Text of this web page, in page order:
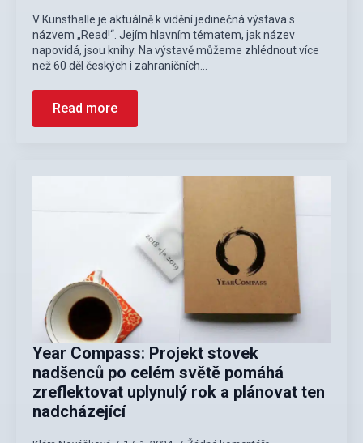
V Kunsthalle je aktuálně k vidění jedinečná výstava s
názvem „Read!“. Jejím hlavním tématem, jak název
napovídá, jsou knihy. Na výstavě můžeme zhlédnout více
než 60 děl českých i zahraničních…
Read more
Year Compass: Projekt stovek
nadšenců po celém světě pomáhá
zreflektovat uplynulý rok a plánovat ten
nadcházející